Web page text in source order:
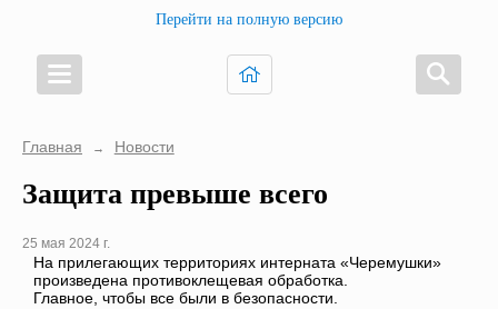
Перейти на полную версию
Главная → Новости
Защита превыше всего
25 мая 2024 г.
На прилегающих территориях интерната «Черемушки»
произведена противоклещевая обработка.
Главное, чтобы все были в безопасности.